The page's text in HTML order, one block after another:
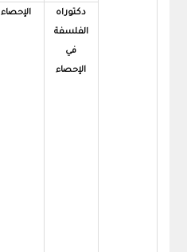
دكتوراه
الفلسفة
في
الإحصاء
الإحصاء